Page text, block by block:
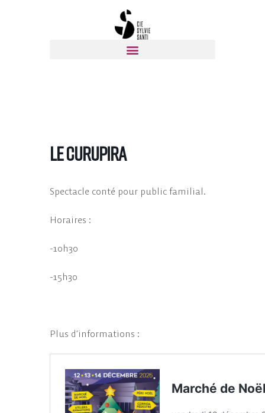
Le Curupira
Spectacle conté pour public familial.
Horaires :
-10h30
-15h30
Plus d’informations :